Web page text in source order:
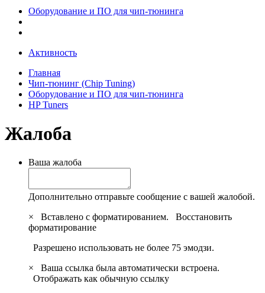
Оборудование и ПО для чип-тюнинга
Активность
Главная
Чип-тюнинг (Chip Tuning)
Оборудование и ПО для чип-тюнинга
HP Tuners
Жалоба
Ваша жалоба
Дополнительно отправьте сообщение с вашей жалобой.
×
Вставлено с форматированием. Восстановить
форматирование
Разрешено использовать не более 75 эмодзи.
×
Ваша ссылка была автоматически встроена.
Отображать как обычную ссылку